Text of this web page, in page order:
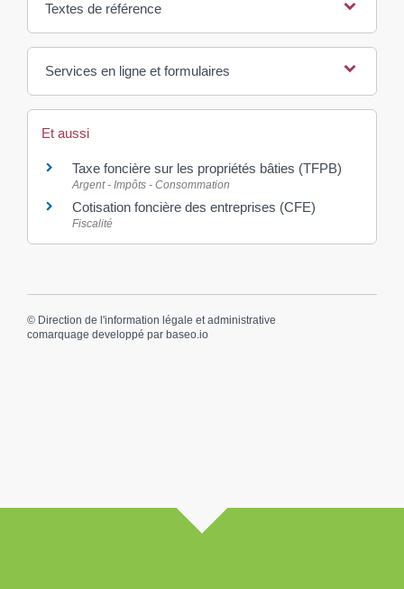
Textes de référence
Services en ligne et formulaires
Et aussi
Taxe foncière sur les propriétés bâties (TFPB)
Argent - Impôts - Consommation
Cotisation foncière des entreprises (CFE)
Fiscalité
© Direction de l'information légale et administrative
comarquage developpé par baseo.io